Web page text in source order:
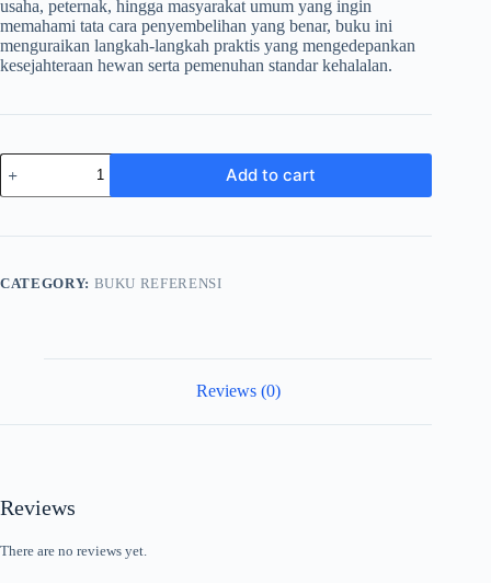
usaha, peternak, hingga masyarakat umum yang ingin
memahami tata cara penyembelihan yang benar, buku ini
menguraikan langkah-langkah praktis yang mengedepankan
kesejahteraan hewan serta pemenuhan standar kehalalan.
Praktik
Penyembelihan
Ayam
Pedoman
dan
Add to cart
CATEGORY: BUKU REFERENSI
Reviews (0)
Reviews
There are no reviews yet.